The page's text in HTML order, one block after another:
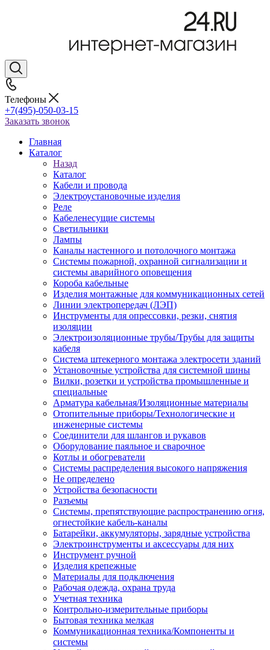
Телефоны
+7(495)-050-03-15
Заказать звонок
Главная
Каталог
Назад
Каталог
Кабели и провода
Электроустановочные изделия
Реле
Кабеленесущие системы
Светильники
Лампы
Каналы настенного и потолочного монтажа
Системы пожарной, охранной сигнализации и
системы аварийного оповещения
Короба кабельные
Изделия монтажные для коммуникационных сетей
Линии электропередач (ЛЭП)
Инструменты для опрессовки, резки, снятия
изоляции
Электроизоляционные трубы/Трубы для защиты
кабеля
Система штекерного монтажа электросети зданий
Установочные устройства для системной шины
Вилки, розетки и устройства промышленные и
специальные
Арматура кабельная/Изоляционные материалы
Отопительные приборы/Технологические и
инженерные системы
Соединители для шлангов и рукавов
Оборудование паяльное и сварочное
Котлы и обогреватели
Системы распределения высокого напряжения
Не определено
Устройства безопасности
Разъемы
Системы, препятствующие распространению огня,
огнестойкие кабель-каналы
Батарейки, аккумуляторы, зарядные устройства
Электроинструменты и аксессуары для них
Инструмент ручной
Изделия крепежные
Материалы для подключения
Рабочая одежда, охрана труда
Учетная техника
Контрольно-измерительные приборы
Бытовая техника мелкая
Коммуникационная техника/Компоненты и
системы